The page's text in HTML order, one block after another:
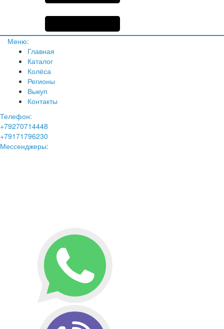
Меню:
Главная
Каталог
Колёса
Регионы
Выкуп
Контакты
Телефон:
+79270714448
+79171796230
Мессенджеры: